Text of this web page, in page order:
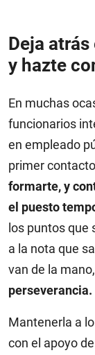
Deja
y hazte
En muchas
funcionarios
en empleado
primer
formarte, y
el puesto
los puntos que
a la nota que
van de la
perseverancia.
Mantenerla a
con el apoyo